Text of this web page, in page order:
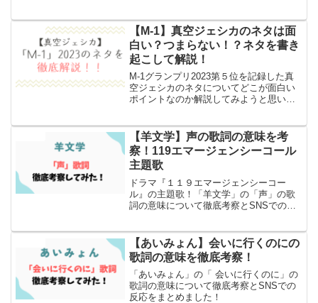
【M-1】真空ジェシカのネタは面
白い？つまらない！？ネタを書き
起こして解説！
M-1グランプリ2023第５位を記録した真
空ジェシカのネタについてどこが面白い
ポイントなのか解説してみようと思いま
【羊文学】声の歌詞の意味を考
察！119エマージェンシーコール
主題歌
ドラマ『１１９エマージェンシーコー
ル』の主題歌！「羊文学」の「声」の歌
詞の意味について徹底考察とSNSでの反
【あいみょん】会いに行くのにの
歌詞の意味を徹底考察！
「あいみょん」の「 会いに行くのに」の
歌詞の意味について徹底考察とSNSでの
反応をまとめました！